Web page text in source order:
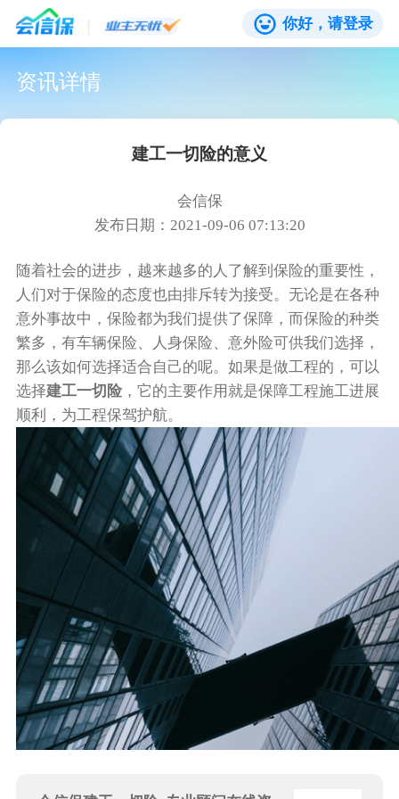
你好，请登录
资讯详情
建工一切险的意义
会信保
发布日期：2021-09-06 07:13:20
随着社会的进步，越来越多的人了解到保险的重要性，
人们对于保险的态度也由排斥转为接受。无论是在各种
意外事故中，保险都为我们提供了保障，而保险的种类
繁多，有车辆保险、人身保险、意外险可供我们选择，
那么该如何选择适合自己的呢。如果是做工程的，可以
选择建工一切险，它的主要作用就是保障工程施工进展
顺利，为工程保驾护航。